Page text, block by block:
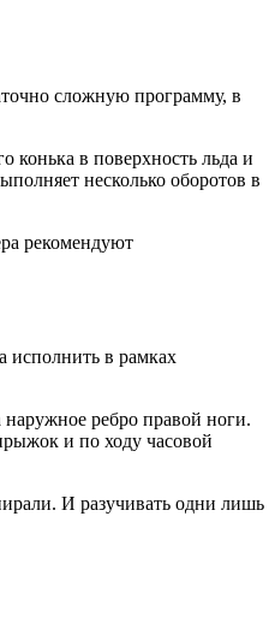
сложную программу, в
конька в поверхность льда и
несколько оборотов в
рекомендуют
исполнить в рамках
наружное ребро правой ноги.
и по ходу часовой
И разучивать одни лишь